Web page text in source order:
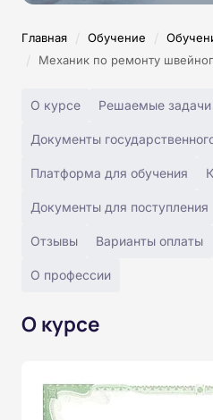
Главная / Обучение /
/ Механик по ремонту
О курсе Решаемые задачи
Документы
Платформа для обучения
Документы для поступления
Отзывы Варианты оплаты
О профессии
О курсе